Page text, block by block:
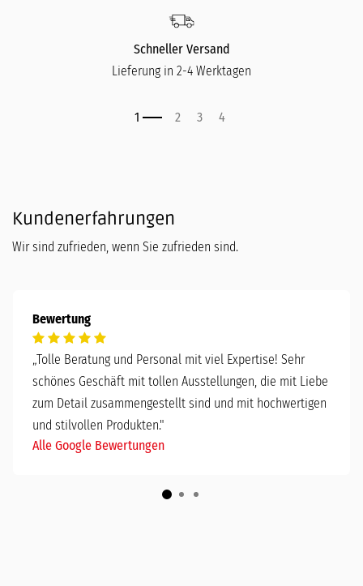
Schneller Versand
Lieferung in 2-4 Werktagen
Kundenerfahrungen
Wir sind zufrieden, wenn Sie zufrieden sind.
Bewertung
„Tolle Beratung und Personal mit viel Expertise! Sehr
schönes Geschäft mit tollen Ausstellungen, die mit Liebe
zum Detail zusammengestellt sind und mit hochwertigen
und stilvollen Produkten."
Alle Google Bewertungen